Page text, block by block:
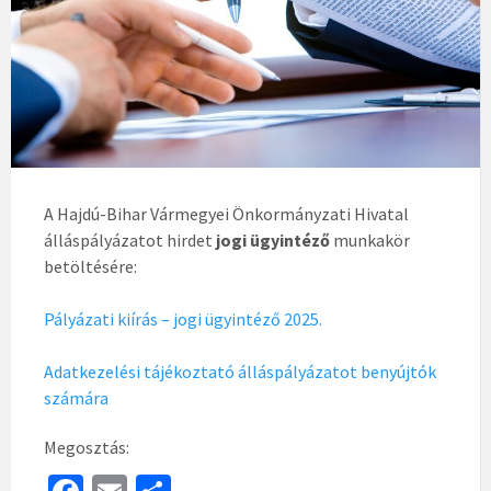
A Hajdú-Bihar Vármegyei Önkormányzati Hivatal
álláspályázatot hirdet jogi ügyintéző munkakör
betöltésére:
Pályázati kiírás – jogi ügyintéző 2025.
Adatkezelési tájékoztató álláspályázatot benyújtók
számára
Megosztás: